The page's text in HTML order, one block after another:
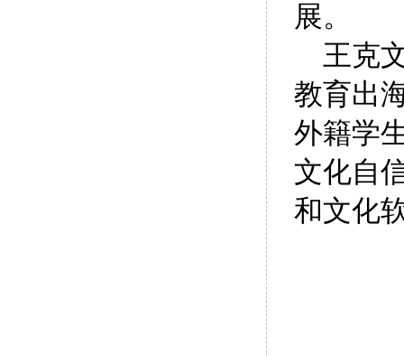
展。
王克
教育出
外籍学
文化自
和文化